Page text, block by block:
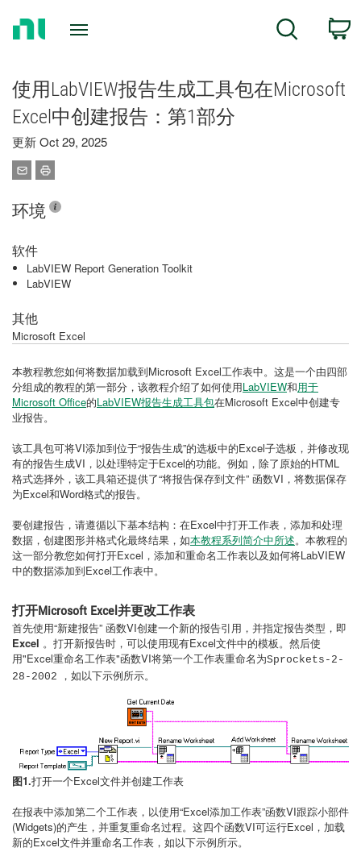
Search
使用LabVIEW报告生成工具包在Microsoft
Excel中创建报告：第1部分
更新 Oct 29, 2025
环境
软件
LabVIEW Report Generation Toolkit
LabVIEW
其他
Microsoft Excel
本教程教您如何将数据加载到Microsoft Excel工作表中。这是一个由四部
分组成的教程的第一部分，该教程介绍了如何使用LabVIEW和用于
Microsoft Office的LabVIEW报告生成工具包在Microsoft Excel中创建专
业报告。
该工具包可将VI添加到位于“报告生成”的选板中的Excel子选板，并修改现
有的报告生成VI，以处理特定于Excel的功能。例如，除了原始的HTML
格式选择外，该工具箱还提供了“将报告保存到文件” 函数VI，将数据保存
为Excel和Word格式的报告。
要创建报告，请遵循以下基本结构：在Excel中打开工作表，添加和处理
数据，创建图形并格式化最终结果，如本教程系列简介中所述。本教程的
这一部分教您如何打开Excel，添加和重命名工作表以及如何将LabVIEW
中的数据添加到Excel工作表中。
打开Microsoft Excel并更改工作表
首先使用“新建报告” 函数VI创建一个新的报告引用，并指定报告类型，即
Excel 。打开新报告时，可以使用现有Excel文件中的模板。然后使
用"Excel重命名工作表"函数VI将第一个工作表重命名为Sprockets-2-
28-2002
，如以下示例所示。
图1.打开一个Excel文件并创建工作表
在报表中添加第二个工作表，以使用“Excel添加工作表”函数VI跟踪小部件
(Widgets)的产生，并重复重命名过程。这四个函数VI可运行Excel，加载
新的Excel文件并重命名工作表，如以下示例所示。